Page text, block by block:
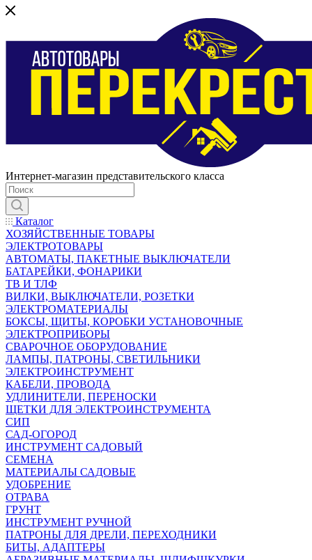
Интернет-магазин представительского класса
Каталог
ХОЗЯЙСТВЕННЫЕ ТОВАРЫ
ЭЛЕКТРОТОВАРЫ
АВТОМАТЫ, ПАКЕТНЫЕ ВЫКЛЮЧАТЕЛИ
БАТАРЕЙКИ, ФОНАРИКИ
ТВ И ТЛФ
ВИЛКИ, ВЫКЛЮЧАТЕЛИ, РОЗЕТКИ
ЭЛЕКТРОМАТЕРИАЛЫ
БОКСЫ, ЩИТЫ, КОРОБКИ УСТАНОВОЧНЫЕ
ЭЛЕКТРОПРИБОРЫ
СВАРОЧНОЕ ОБОРУДОВАНИЕ
ЛАМПЫ, ПАТРОНЫ, СВЕТИЛЬНИКИ
ЭЛЕКТРОИНСТРУМЕНТ
КАБЕЛИ, ПРОВОДА
УДЛИНИТЕЛИ, ПЕРЕНОСКИ
ЩЕТКИ ДЛЯ ЭЛЕКТРОИНСТРУМЕНТА
СИП
САД-ОГОРОД
ИНСТРУМЕНТ САДОВЫЙ
СЕМЕНА
МАТЕРИАЛЫ САДОВЫЕ
УДОБРЕНИЕ
ОТРАВА
ГРУНТ
ИНСТРУМЕНТ РУЧНОЙ
ПАТРОНЫ ДЛЯ ДРЕЛИ, ПЕРЕХОДНИКИ
БИТЫ, АДАПТЕРЫ